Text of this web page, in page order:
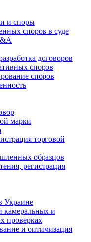
и споры
споров в суде
договоров
споров
споров
марки
торговой
образцов
регистрация
Украине
камеральных и
проверках
и оптимизация